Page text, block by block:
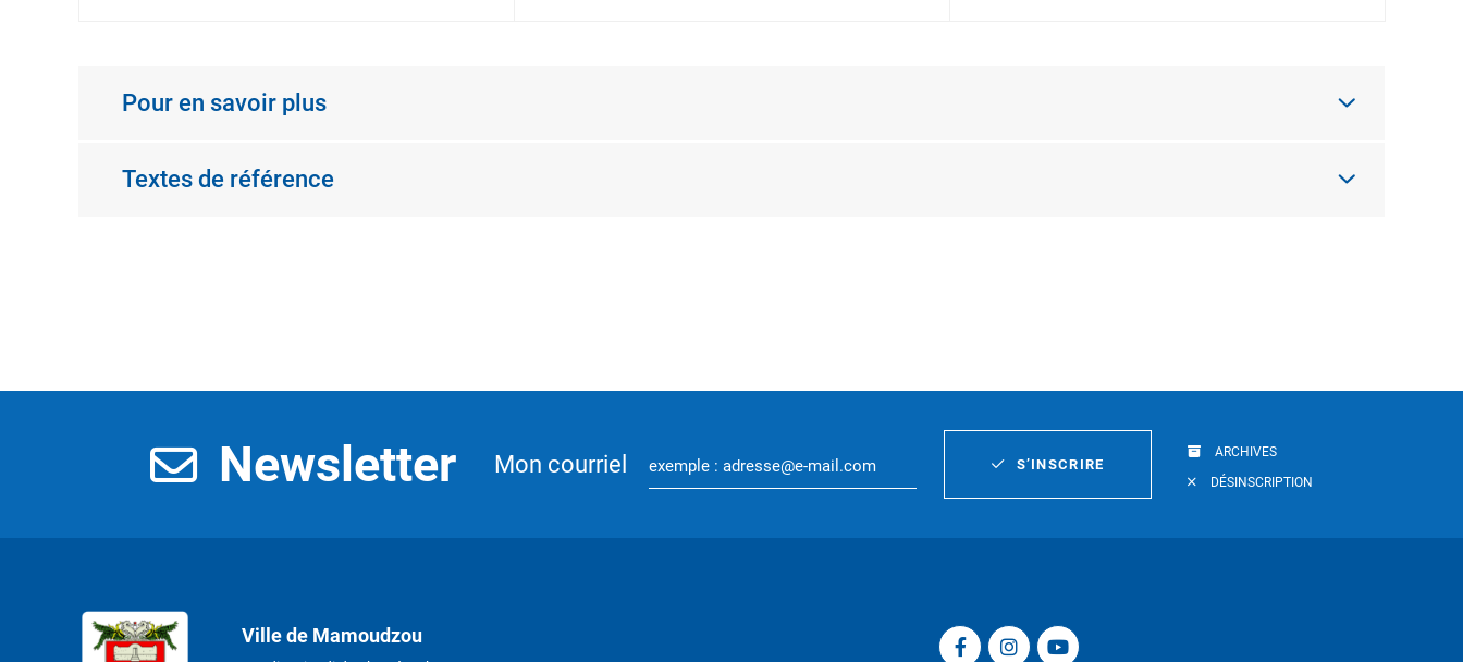
Pour en savoir plus
Textes de référence
Newsletter Mon courriel S’INSCRIRE
ARCHIVES
DÉSINSCRIPTION
Ville de Mamoudzou